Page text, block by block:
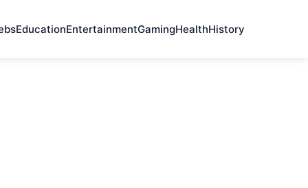
EducationEntertainmentGamingHealthHistory